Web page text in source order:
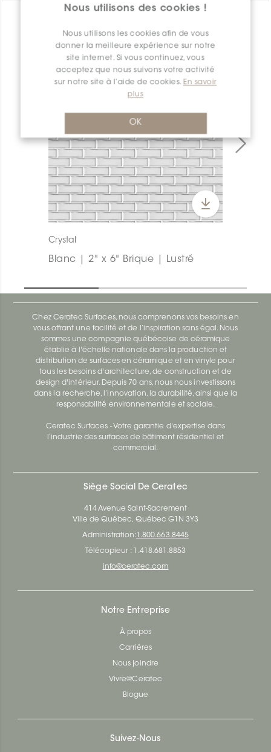
Nous utilisons des cookies !
Nous utilisons les cookies afin de vous
donner la meilleure expérience sur notre
site internet. Si vous continuez, vous
acceptez que nous suivons votre activité
sur notre site à l’aide de cookies. En savoir
plus
OK
Crystal
Blanc | 2" x 6" Brique | Lustré
Chez Ceratec Surfaces, nous comprenons vos besoins en
vous offrant une facilité et de l’inspiration sans égal. Nous
sommes une compagnie québécoise de céramique
établie à l'échelle nationale dans la production et
distribution de surfaces en céramique et en vinyle pour
tous les besoins d'architecture, de construction et de
design d'intérieur. Depuis 70 ans, nous nous investissons
dans la recherche, l’innovation, la durabilité, ainsi que la
responsabilité environnementale et sociale.
Ceratec Surfaces - Votre garantie d'expertise dans
l’industrie des surfaces de bâtiment résidentiel et
commercial.
Siège Social De Ceratec
414 Avenue Saint-Sacrement
Ville de Québec, Québec G1N 3Y3
Administration: 1.800.663.8445
Télécopieur : 1.418.681.8853
info@ceratec.com
Notre Entreprise
À propos
Carrières
Nous joindre
Vivre@Ceratec
Blogue
Suivez-Nous